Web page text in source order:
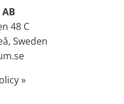
48 C
Sweden
»